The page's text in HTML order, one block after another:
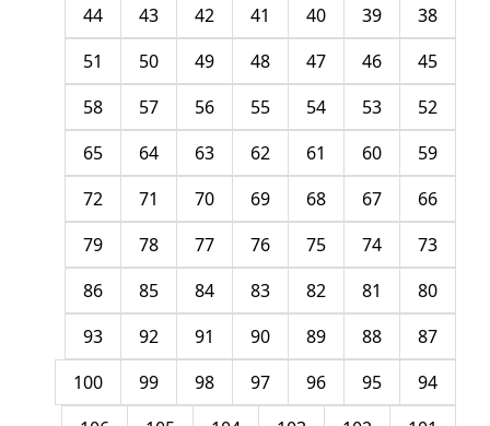
38
39
40
41
42
43
44
45
46
47
48
49
50
51
52
53
54
55
56
57
58
59
60
61
62
63
64
65
66
67
68
69
70
71
72
73
74
75
76
77
78
79
80
81
82
83
84
85
86
87
88
89
90
91
92
93
94
95
96
97
98
99
100